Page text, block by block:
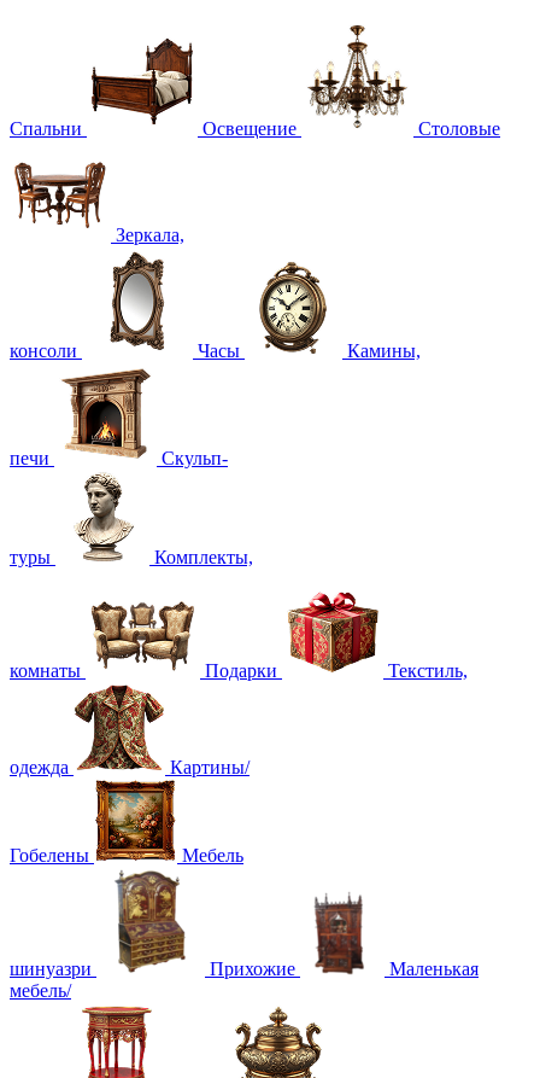
Спальни Освещение Столовые
Зеркала,
консоли Часы Камины,
печи Скульп-
туры Комплекты,
комнаты Подарки Текстиль,
одежда Картины/
Гобелены Мебель
шинуазри Прихожие
Маленькая
мебель/